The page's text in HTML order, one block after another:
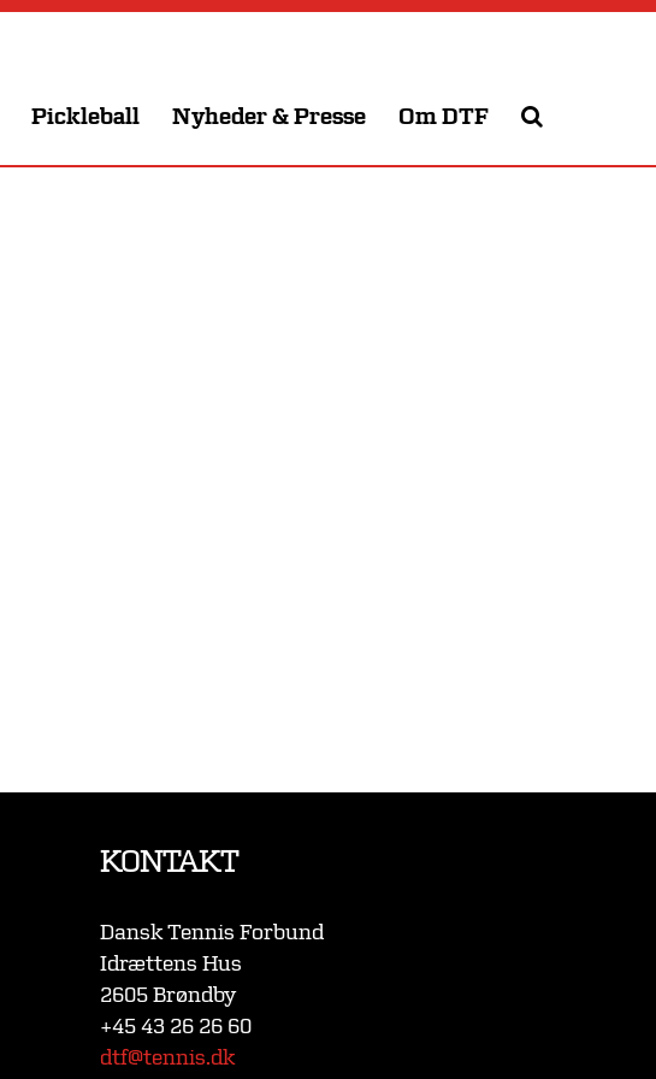
Pickleball Nyheder & Presse Om DTF
KONTAKT
Dansk Tennis Forbund
Idrættens Hus
2605 Brøndby
+45 43 26 26 60
dtf@tennis.dk